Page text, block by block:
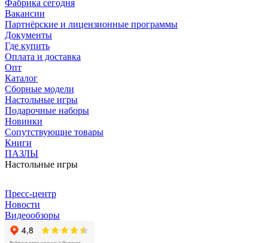
Фабрика сегодня
Вакансии
Партнёрские и лицензионные программы
Документы
Где купить
Оплата и доставка
Опт
Каталог
Сборные модели
Настольные игры
Подарочные наборы
Новинки
Сопутствующие товары
Книги
ПАЗЛЫ
Настольные игры
Пресс-центр
Новости
Видеообзоры